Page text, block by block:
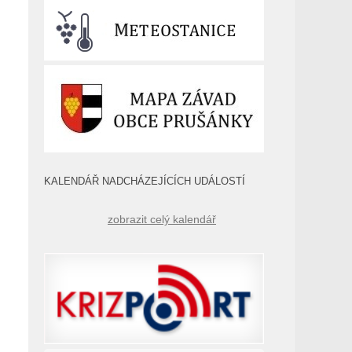
KALENDÁŘ NADCHÁZEJÍCÍCH UDÁLOSTÍ
zobrazit celý kalendář